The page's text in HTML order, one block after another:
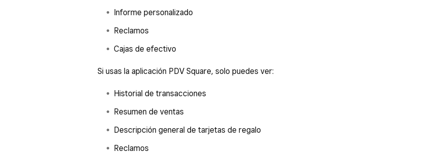
Informe personalizado
Reclamos
Cajas de efectivo
Si usas la aplicación PDV Square, solo puedes ver:
Historial de transacciones
Resumen de ventas
Descripción general de tarjetas de regalo
Reclamos